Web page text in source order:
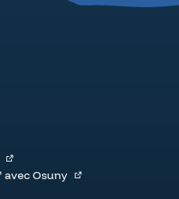
avecOsuny